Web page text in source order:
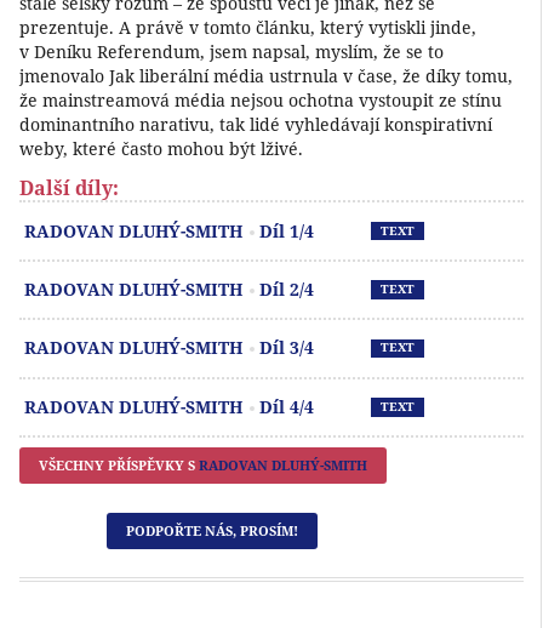
prezentuje. A právě v tomto článku, který vytiskli jinde,
v Deníku Referendum, jsem napsal, myslím, že se to
jmenovalo Jak liberální média ustrnula v čase, že díky tomu,
že mainstreamová média nejsou ochotna vystoupit ze stínu
dominantního narativu, tak lidé vyhledávají konspirativní
weby, které často mohou být lživé.
Další díly:
RADOVAN DLUHÝ-SMITH Díl 1/4 TEXT
RADOVAN DLUHÝ-SMITH Díl 2/4 TEXT
RADOVAN DLUHÝ-SMITH Díl 3/4 TEXT
RADOVAN DLUHÝ-SMITH Díl 4/4 TEXT
VŠECHNY PŘÍSPĚVKY S RADOVAN DLUHÝ-SMITH
PODPOŘTE NÁS, PROSÍM!